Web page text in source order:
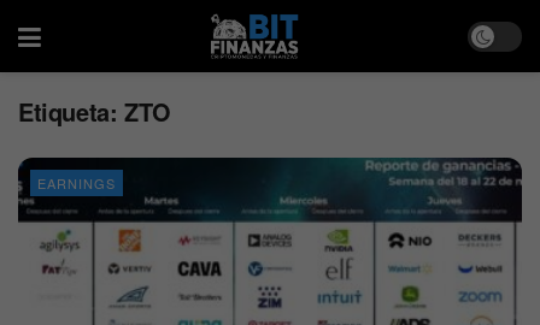
Etiqueta: ZTO
EARNINGS